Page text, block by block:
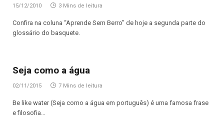
15/12/2010 3 Mins de leitura
Confira na coluna “Aprende Sem Berro” de hoje a segunda parte do
glossário do basquete.
Seja como a água
02/11/2015 7 Mins de leitura
Be like water (Seja como a água em português) é uma famosa frase
e filosofia…